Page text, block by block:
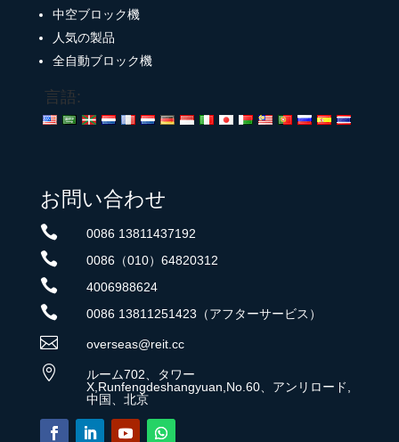
中空ブロック機
人気の製品
全自動ブロック機
言語:
お問い合わせ
 0086 13811437192
 0086（010）64820312
 4006988624
 0086 13811251423（アフターサービス）
 overseas@reit.cc

ルーム702、タワー
X,Runfengdeshangyuan,No.60、アンリロード,
中国、北京